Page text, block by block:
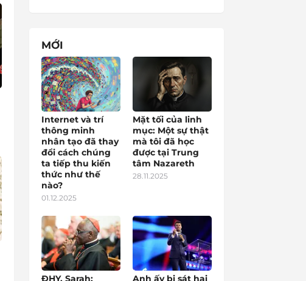
MỚI
Internet và trí
thông minh
nhân tạo đã thay
đổi cách chúng
ta tiếp thu kiến
thức như thế
nào?
01.12.2025
Mặt tối của linh
mục: Một sự thật
mà tôi đã học
được tại Trung
tâm Nazareth
28.11.2025
ĐHY. Sarah:
Anh ấy bị sát hại